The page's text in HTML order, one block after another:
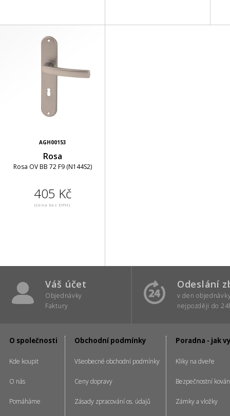
AGH00153
Rosa
Rosa OV BB 72 F9 (N144S2)
405 Kč
(Cena bez DPH)
Váš účet
Objednávky
Faktury
Odeslání
v den
nejpozději do
O společnosti
Kde koupit
O nás
Pomáháme
Obchodní podmínky
Všeobecné obchodní podmínky
Ceny dopravy
Zásady zpracování os. údajů
Poradna - jak
Kliky na dveře
Bezpečnostní
Zámky a vložky